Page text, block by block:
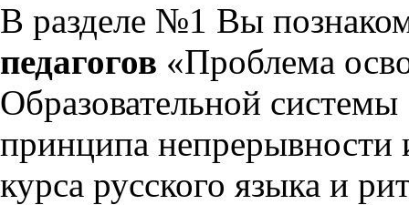
В разделе №1 Вы
педагогов «Проблема
Образовательной
принципа непрерывности
курса русского языка и